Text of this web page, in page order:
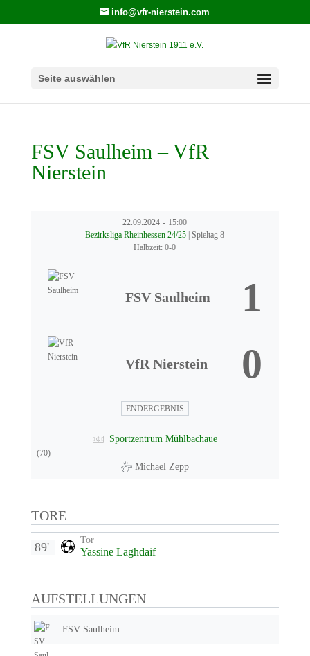
info@vfr-nierstein.com
Seite auswählen
FSV Saulheim – VfR
Nierstein
22.09.2024 - 15:00
Bezirksliga Rheinhessen 24/25 | Spieltag 8
Halbzeit: 0-0
FSV Saulheim 1
VfR Nierstein 0
ENDERGEBNIS
Sportzentrum Mühlbachaue
(70)
Michael Zepp
TORE
Tor
Yassine Laghdaif
89'
AUFSTELLUNGEN
FSV Saulheim